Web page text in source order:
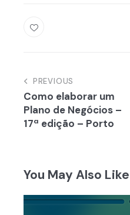
Navegação
de
artigos
PREVIOUS
Como elaborar um
Plano de Negócios –
17ª edição – Porto
You May Also Like